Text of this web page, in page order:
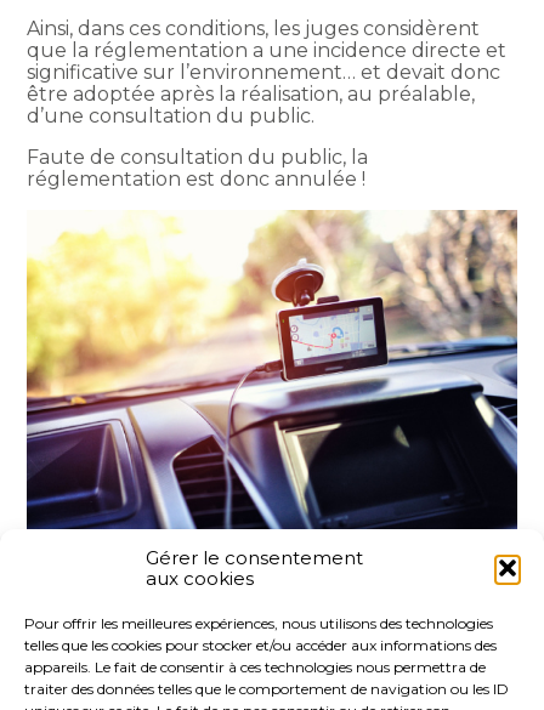
Gérer le consentement
aux cookies
Pour offrir les meilleures expériences, nous utilisons des technologies
telles que les cookies pour stocker et/ou accéder aux informations des
appareils. Le fait de consentir à ces technologies nous permettra de
traiter des données telles que le comportement de navigation ou les ID
Ainsi, dans ces conditions, les juges considèrent
que la réglementation a une incidence directe et
significative sur l’environnement… et devait donc
être adoptée après la réalisation, au préalable,
d’une consultation du public.
Faute de consultation du public, la
réglementation est donc annulée !
FaceBook
TwitterLinkedIn